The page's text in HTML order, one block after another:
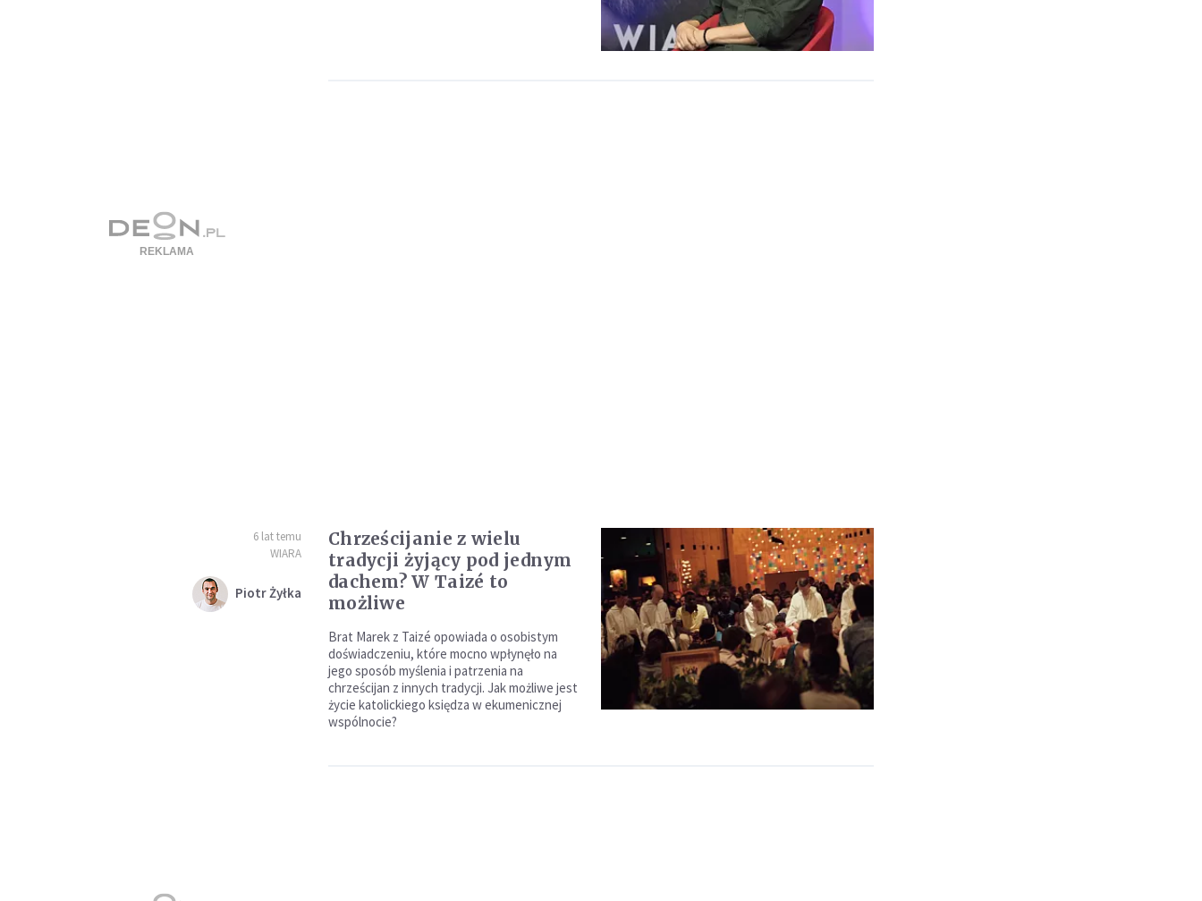
6 lat temu
WIARA
Piotr Żyłka
Chrześcijanie z wielu
tradycji żyjący pod jednym
dachem? W Taizé to
możliwe
Brat Marek z Taizé opowiada o osobistym
doświadczeniu, które mocno wpłynęło na
jego sposób myślenia i patrzenia na
chrześcijan z innych tradycji. Jak możliwe jest
życie katolickiego księdza w ekumenicznej
wspólnocie?